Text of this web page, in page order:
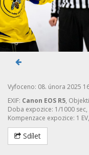
Vyfoceno: 08. února 2025
EXIF: Canon EOS R5,
Doba expozice: 1/1000 sec,
Kompenzace expozice: 1
Sdílet